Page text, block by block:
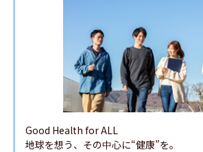
Good Health for ALL
地球を想う、その中⼼に“健康”を。